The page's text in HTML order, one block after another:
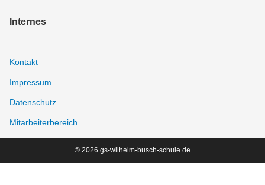
Internes
Kontakt
Impressum
Datenschutz
Mitarbeiterbereich
© 2026 gs-wilhelm-busch-schule.de